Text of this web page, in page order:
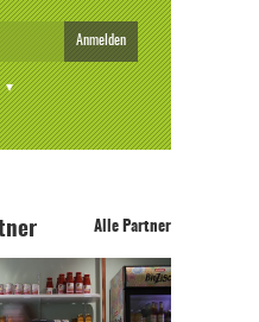
Anmelden
Alle Partner